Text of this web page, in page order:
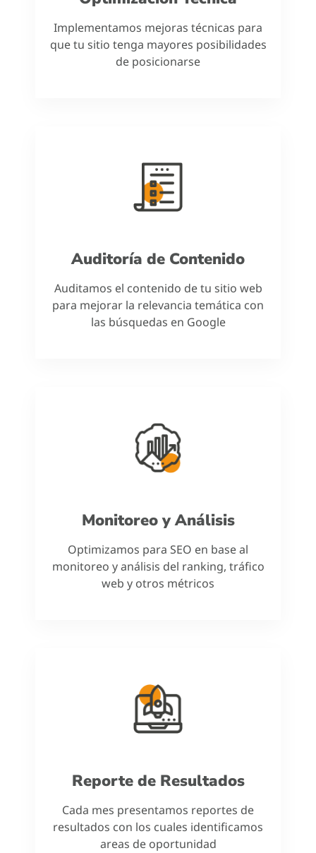
Implementamos mejoras técnicas para
que tu sitio tenga mayores posibilidades
de posicionarse
Auditoría de Contenido
Auditamos el contenido de tu sitio web
para mejorar la relevancia temática con
las búsquedas en Google
Monitoreo y Análisis
Optimizamos para SEO en base al
monitoreo y análisis del ranking, tráfico
web y otros métricos
Reporte de Resultados
Cada mes presentamos reportes de
resultados con los cuales identificamos
areas de oportunidad